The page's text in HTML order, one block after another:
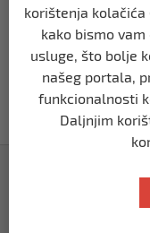
SVIJET
Papa
Dohu
prije 11
korištenja kolačića
kako bismo
usluge, što bolje
našeg portala,
funkcionalnosti
Daljnjim